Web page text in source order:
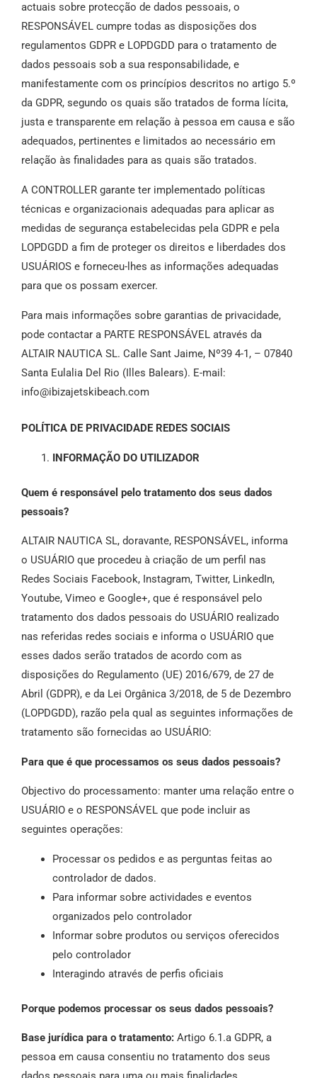
actuais sobre protecção de dados pessoais, o
RESPONSÁVEL cumpre todas as disposições dos
regulamentos GDPR e LOPDGDD para o tratamento de
dados pessoais sob a sua responsabilidade, e
manifestamente com os princípios descritos no artigo 5.º
da GDPR, segundo os quais são tratados de forma lícita,
justa e transparente em relação à pessoa em causa e são
adequados, pertinentes e limitados ao necessário em
relação às finalidades para as quais são tratados.
A CONTROLLER garante ter implementado políticas
técnicas e organizacionais adequadas para aplicar as
medidas de segurança estabelecidas pela GDPR e pela
LOPDGDD a fim de proteger os direitos e liberdades dos
USUÁRIOS e forneceu-lhes as informações adequadas
para que os possam exercer.
Para mais informações sobre garantias de privacidade,
pode contactar a PARTE RESPONSÁVEL através da
ALTAIR NAUTICA SL. Calle Sant Jaime, Nº39 4-1, – 07840
Santa Eulalia Del Rio (Illes Balears). E-mail:
info@ibizajetskibeach.com
POLÍTICA DE PRIVACIDADE REDES SOCIAIS
INFORMAÇÃO DO UTILIZADOR
Quem é responsável pelo tratamento dos seus dados
pessoais?
ALTAIR NAUTICA SL, doravante, RESPONSÁVEL, informa
o USUÁRIO que procedeu à criação de um perfil nas
Redes Sociais Facebook, Instagram, Twitter, LinkedIn,
Youtube, Vimeo e Google+, que é responsável pelo
tratamento dos dados pessoais do USUÁRIO realizado
nas referidas redes sociais e informa o USUÁRIO que
esses dados serão tratados de acordo com as
disposições do Regulamento (UE) 2016/679, de 27 de
Abril (GDPR), e da Lei Orgânica 3/2018, de 5 de Dezembro
(LOPDGDD), razão pela qual as seguintes informações de
tratamento são fornecidas ao USUÁRIO:
Para que é que processamos os seus dados pessoais?
Objectivo do processamento: manter uma relação entre o
USUÁRIO e o RESPONSÁVEL que pode incluir as
seguintes operações:
Processar os pedidos e as perguntas feitas ao
controlador de dados.
Para informar sobre actividades e eventos
organizados pelo controlador
Informar sobre produtos ou serviços oferecidos
pelo controlador
Interagindo através de perfis oficiais
Porque podemos processar os seus dados pessoais?
Base jurídica para o tratamento: Artigo 6.1.a GDPR, a
pessoa em causa consentiu no tratamento dos seus